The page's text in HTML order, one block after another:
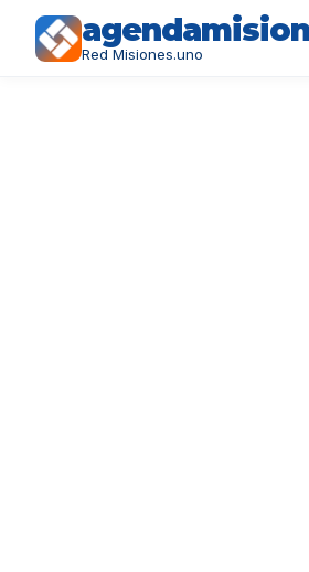
Red Misiones.uno